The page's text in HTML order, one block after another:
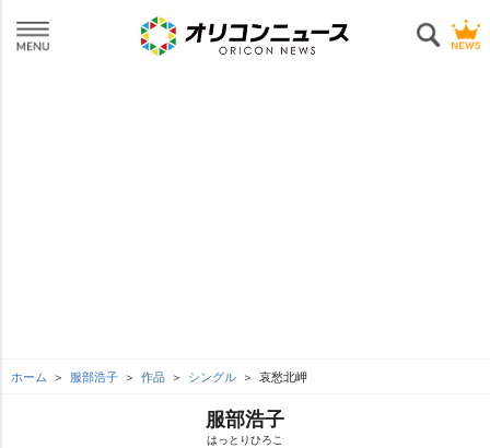
ホーム 服部浩子 作品 シングル 哀愁北岬
服部浩子
はっとりひろこ